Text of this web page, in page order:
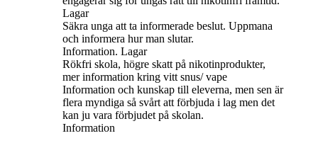
Lagar
Säkra unga att ta informerade beslut. Uppmana
och informera hur man slutar.
Information. Lagar
Rökfri skola, högre skatt på nikotinprodukter,
mer information kring vitt snus/ vape
Information och kunskap till eleverna, men sen är
flera myndiga så svårt att förbjuda i lag men det
kan ju vara förbjudet på skolan.
Information